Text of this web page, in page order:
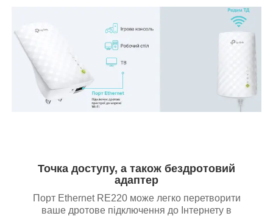
Точка доступу, а також бездротовий
адаптер
Порт Ethernet RE220 може легко перетворити
ваше дротове підключення до Інтернету в